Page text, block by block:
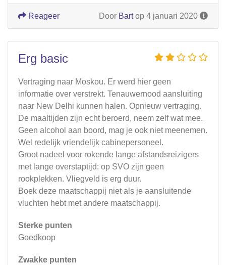
Door Bartop 4 januari 2020
Reageer
Erg basic
Vertraging naar Moskou. Er werd hier geen
informatie over verstrekt. Tenauwernood aansluiting
naar New Delhi kunnen halen. Opnieuw vertraging.
De maaltijden zijn echt beroerd, neem zelf wat mee.
Geen alcohol aan boord, mag je ook niet meenemen.
Wel redelijk vriendelijk cabinepersoneel.
Groot nadeel voor rokende lange afstandsreizigers
met lange overstaptijd: op SVO zijn geen
rookplekken. Vliegveld is erg duur.
Boek deze maatschappij niet als je aansluitende
vluchten hebt met andere maatschappij.
Sterke punten
Goedkoop
Zwakke punten